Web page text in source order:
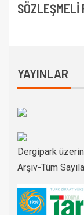
SÖZLEŞMELİ
YAYINLAR
Dergipark
Arşiv-Tüm